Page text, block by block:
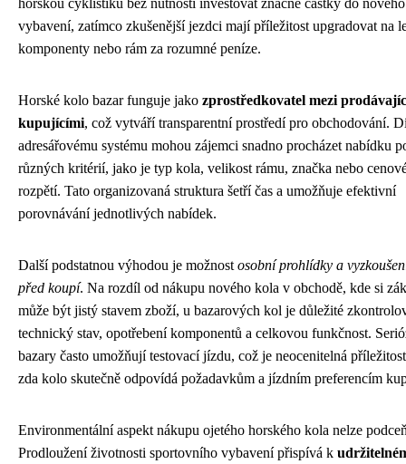
vybavení, zatímco zkušenější jezdci mají příležitost upgradovat na
komponenty nebo rám za rozumné peníze.
Horské kolo bazar funguje jako zprostředkovatel mezi
kupujícími, což vytváří transparentní prostředí pro obchodování.
adresářovému systému mohou zájemci snadno procházet nabídku
různých kritérií, jako je typ kola, velikost rámu, značka nebo
rozpětí. Tato organizovaná struktura šetří čas a umožňuje efektivní
porovnávání jednotlivých nabídek.
Další podstatnou výhodou je možnost osobní prohlídky a
před koupí. Na rozdíl od nákupu nového kola v obchodě, kde si
může být jistý stavem zboží, u bazarových kol je důležité
technický stav, opotřebení komponentů a celkovou funkčnost.
bazary často umožňují testovací jízdu, což je neocenitelná
zda kolo skutečně odpovídá požadavkům a jízdním preferencím
Environmentální aspekt nákupu ojetého horského kola nelze
Prodloužení životnosti sportovního vybavení přispívá k